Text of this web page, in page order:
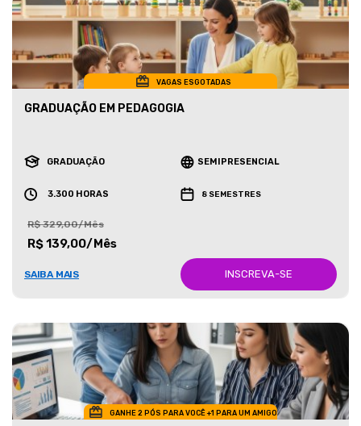
VAGAS ESGOTADAS
GRADUAÇÃO EM PEDAGOGIA
GRADUAÇÃO SEMIPRESENCIAL
3.300 HORAS 8 SEMESTRES
R$ 329,00/Mês
R$ 139,00/Mês
SAIBA MAIS INSCREVA-SE
GANHE 2 PÓS PARA VOCÊ +1 PARA UM AMIGO